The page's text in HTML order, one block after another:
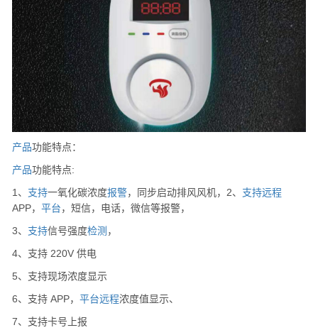
产品功能特点：
产品功能特点:
1、 支持一氧化碳浓度报警，同步启动排风风机，2、 支持远程
APP， 平台，短信，电话，微信等报警，
3、 支持信号强度检测，
4、支持 220V 供电
5、支持现场浓度显示
6、支持 APP， 平台远程浓度值显示、
7、支持卡号上报